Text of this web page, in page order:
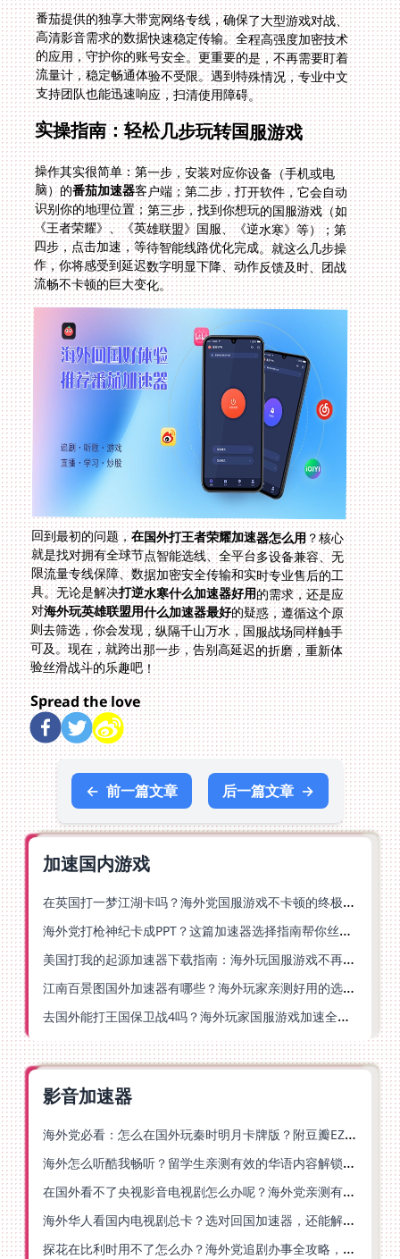
番茄提供的独享大带宽网络专线，确保了大型游戏对战、
高清影音需求的数据快速稳定传输。全程高强度加密技术
的应用，守护你的账号安全。更重要的是，不再需要盯着
流量计，稳定畅通体验不受限。遇到特殊情况，专业中文
支持团队也能迅速响应，扫清使用障碍。
实操指南：轻松几步玩转国服游戏
操作其实很简单：第一步，安装对应你设备（手机或电
脑）的番茄加速器客户端；第二步，打开软件，它会自动
识别你的地理位置；第三步，找到你想玩的国服游戏（如
《王者荣耀》、《英雄联盟》国服、《逆水寒》等）；第
四步，点击加速，等待智能线路优化完成。就这么几步操
作，你将感受到延迟数字明显下降、动作反馈及时、团战
流畅不卡顿的巨大变化。
回到最初的问题，在国外打王者荣耀加速器怎么用？核心
就是找对拥有全球节点智能选线、全平台多设备兼容、无
限流量专线保障、数据加密安全传输和实时专业售后的工
具。无论是解决打逆水寒什么加速器好用的需求，还是应
对海外玩英雄联盟用什么加速器最好的疑惑，遵循这个原
则去筛选，你会发现，纵隔千山万水，国服战场同样触手
可及。现在，就跨出那一步，告别高延迟的折磨，重新体
验丝滑战斗的乐趣吧！
Spread the love
← 前一篇文章 后一篇文章 →
加速国内游戏
在英国打一梦江湖卡吗？海外党国服游戏不卡顿的终极解法
海外党打枪神纪卡成PPT？这篇加速器选择指南帮你丝滑上分
美国打我的起源加速器下载指南：海外玩国服游戏不再卡的终极方案
江南百景图国外加速器有哪些？海外玩家亲测好用的选择与避坑指南
去国外能打王国保卫战4吗？海外玩家国服游戏加速全攻略（附公主连结幻想江湖实测）
影音加速器
海外党必看：怎么在国外玩秦时明月卡牌版？附豆瓣EZCast地区限制破解法
海外怎么听酷我畅听？留学生亲测有效的华语内容解锁指南
在国外看不了央视影音电视剧怎么办呢？海外党亲测有效的回国加速方案
海外华人看国内电视剧总卡？选对回国加速器，还能解决菲律宾打不开反诈中心的问题
探花在比利时用不了怎么办？海外党追剧办事全攻略，选对加速器就够了